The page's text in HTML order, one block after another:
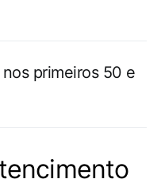
primeiros 50 e